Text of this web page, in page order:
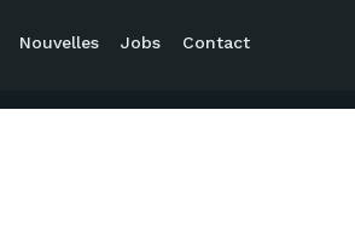
Nouvelles Jobs Contact